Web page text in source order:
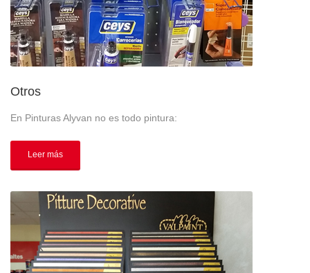
Otros
En Pinturas Alyvan no es todo pintura:
Leer más